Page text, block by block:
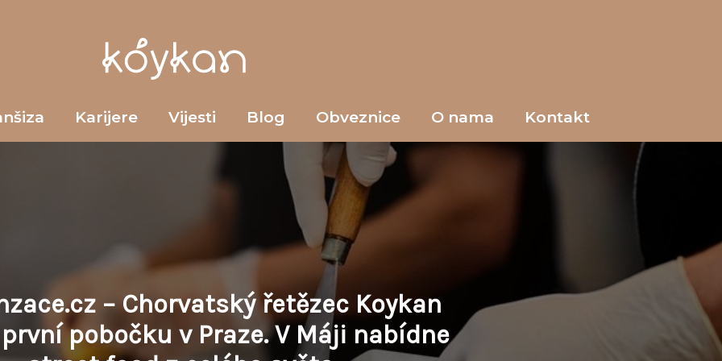
Karijere Vijesti Blog Obveznice O nama Kontakt
– Chorvatský řetězec Koykan
pobočku v Praze. V Máji nabídne